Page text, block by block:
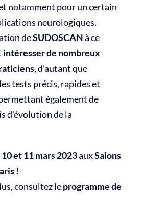
notamment pour un certain
neurologiques.
deSUDOSCANà ce
intéresser de nombreux
d’autant que
tests précis, rapides et
également de
d’évolution de la
10 et 11 mars 2023auxSalons
!
consultez leprogramme de